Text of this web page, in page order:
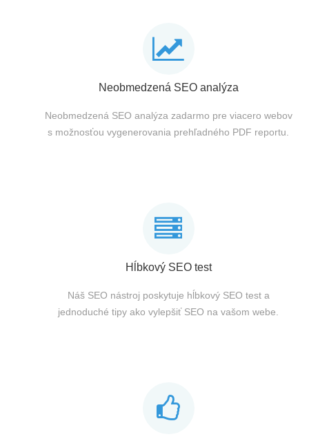
Neobmedzená SEO analýza
Neobmedzená SEO analýza zadarmo pre viacero webov
s možnosťou vygenerovania prehľadného PDF reportu.
Hĺbkový SEO test
Náš SEO nástroj poskytuje hĺbkový SEO test a
jednoduché tipy ako vylepšiť SEO na vašom webe.